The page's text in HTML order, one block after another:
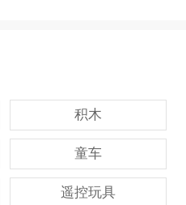
积木
童车
遥控玩具